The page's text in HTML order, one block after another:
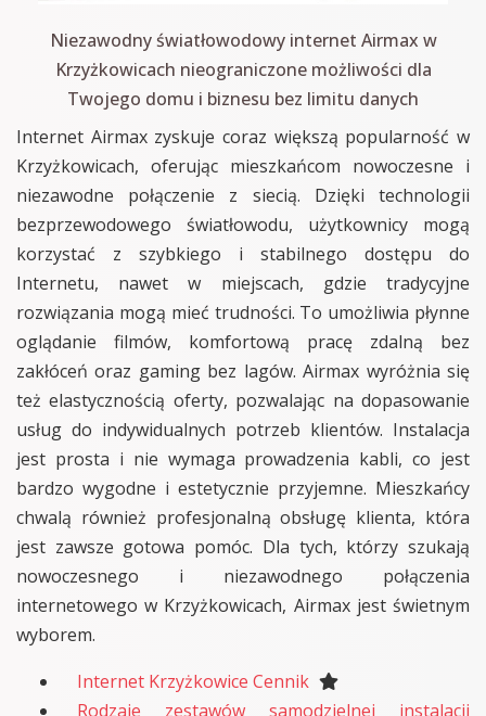
Niezawodny światłowodowy internet Airmax w
Krzyżkowicach nieograniczone możliwości dla
Twojego domu i biznesu bez limitu danych
Internet Airmax zyskuje coraz większą popularność w
Krzyżkowicach, oferując mieszkańcom nowoczesne i
niezawodne połączenie z siecią. Dzięki technologii
bezprzewodowego światłowodu, użytkownicy mogą
korzystać z szybkiego i stabilnego dostępu do
Internetu, nawet w miejscach, gdzie tradycyjne
rozwiązania mogą mieć trudności. To umożliwia płynne
oglądanie filmów, komfortową pracę zdalną bez
zakłóceń oraz gaming bez lagów. Airmax wyróżnia się
też elastycznością oferty, pozwalając na dopasowanie
usług do indywidualnych potrzeb klientów. Instalacja
jest prosta i nie wymaga prowadzenia kabli, co jest
bardzo wygodne i estetycznie przyjemne. Mieszkańcy
chwalą również profesjonalną obsługę klienta, która
jest zawsze gotowa pomóc. Dla tych, którzy szukają
nowoczesnego i niezawodnego połączenia
internetowego w Krzyżkowicach, Airmax jest świetnym
wyborem.
Internet Krzyżkowice Cennik
Rodzaje zestawów samodzielnej instalacji